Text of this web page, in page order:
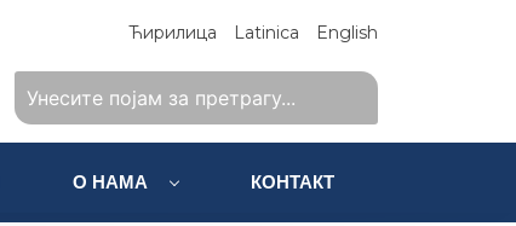
Ћирилица Latinica English
О НАМА КОНТАКТ